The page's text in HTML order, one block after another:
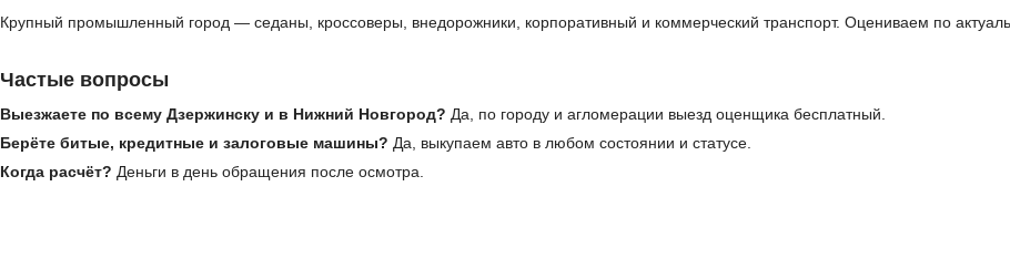
Крупный промышленный город — седаны, кроссоверы, внедорожники, корпоративный и коммерческий транспорт. Оцениваем по
Частые вопросы
Выезжаете по всему Дзержинску и в Нижний Новгород? Да, по городу и агломерации выезд оценщика бесплатный.
Берёте битые, кредитные и залоговые машины? Да, выкупаем авто в любом состоянии и статусе.
Когда расчёт? Деньги в день обращения после осмотра.